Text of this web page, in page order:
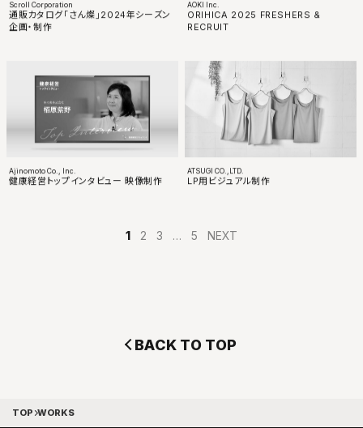
Scroll Corporation
通販カタログ「さん燦」2024年シーズン
企画・制作
AOKI Inc.
ORIHICA 2025 FRESHERS &
RECRUIT
Ajinomoto Co., Inc.
健康経営トップインタビュー 映像制作
ATSUGI CO.,LTD.
LP用ビジュアル制作
1 2 3 … 5 NEXT
BACK TO TOP
TOP WORKS